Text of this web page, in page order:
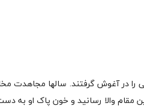
در آغوش گرفتند. سالها مجاهدت
مقام والا رسانید و خون پاک او